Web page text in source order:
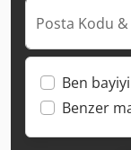
Posta Kodu
Ben
Benzer